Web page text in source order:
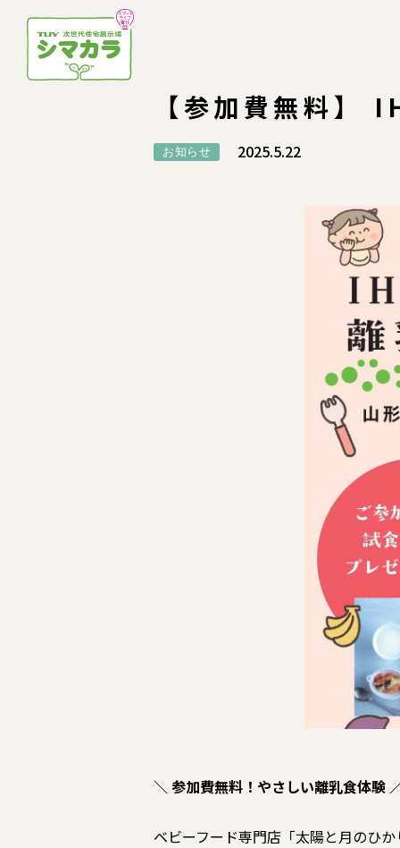
【参加費無料】
お知らせ 2025.5.22
＼ 参加費無料！やさしい離乳食体験
ベビーフード専門店「太陽と月のひ